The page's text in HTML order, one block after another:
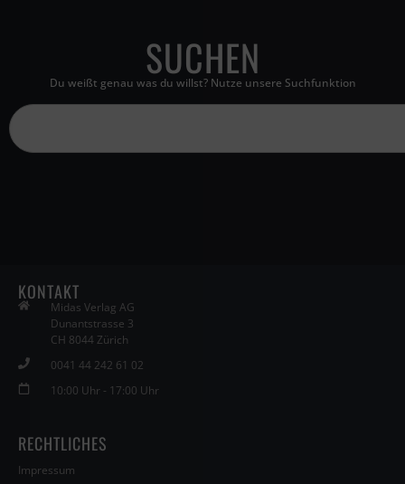
SUCHEN
Du weißt genau was du willst? Nutze unsere Suchfunktion
KONTAKT
Midas Verlag AG
Dunantstrasse 3
CH 8044 Zürich
0041 44 242 61 02
10:00 Uhr - 17:00 Uhr
RECHTLICHES
Impressum